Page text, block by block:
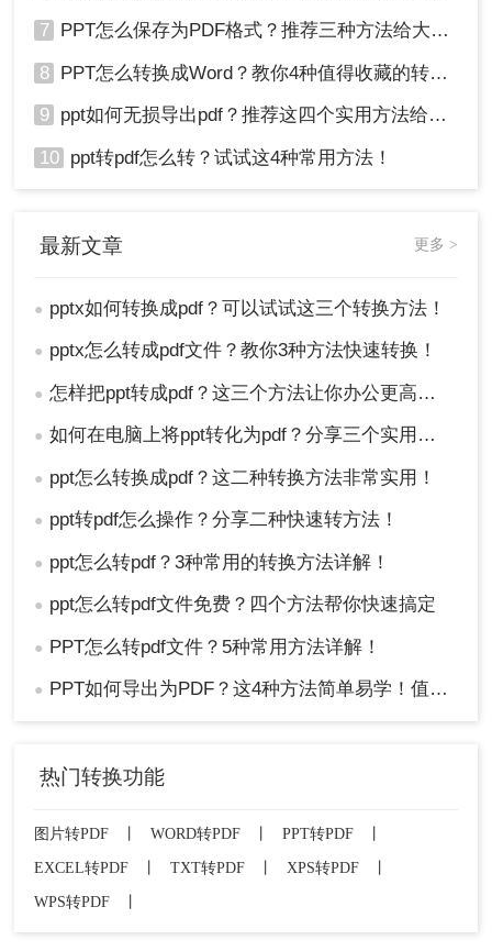
7 PPT怎么保存为PDF格式？推荐三种方法给大家！
8 PPT怎么转换成Word？教你4种值得收藏的转换方法!！
9 ppt如何无损导出pdf？推荐这四个实用方法给你！
10 ppt转pdf怎么转？试试这4种常用方法！
最新文章 更多 >
● pptx如何转换成pdf？可以试试这三个转换方法！
● pptx怎么转成pdf文件？教你3种方法快速转换！
● 怎样把ppt转成pdf？这三个方法让你办公更高效！
● 如何在电脑上将ppt转化为pdf？分享三个实用且易学的转换方法！
● ppt怎么转换成pdf？这二种转换方法非常实用！
● ppt转pdf怎么操作？分享二种快速转方法！
● ppt怎么转pdf？3种常用的转换方法详解！
● ppt怎么转pdf文件免费？四个方法帮你快速搞定
● PPT怎么转pdf文件？5种常用方法详解！
● PPT如何导出为PDF？这4种方法简单易学！值得收藏！
热门转换功能
图片转PDF WORD转PDF PPT转PDF
EXCEL转PDF
TXT转PDF XPS转PDF
WPS转PDF